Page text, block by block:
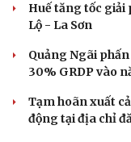
Huế tăng tốc giải
Lộ - La Sơn
Quảng Ngãi
30% GRDP vào
Tạm hoãn xuất
động tại địa chỉ